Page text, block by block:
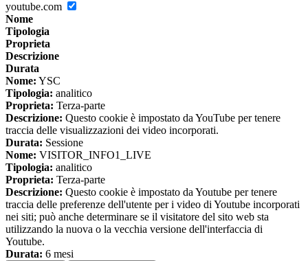
youtube.com
Nome
Tipologia
Proprieta
Descrizione
Durata
Nome: YSC
Tipologia: analitico
Proprieta: Terza-parte
Descrizione: Questo cookie è impostato da YouTube per tenere
traccia delle visualizzazioni dei video incorporati.
Durata: Sessione
Nome: VISITOR_INFO1_LIVE
Tipologia: analitico
Proprieta: Terza-parte
Descrizione: Questo cookie è impostato da Youtube per tenere
traccia delle preferenze dell'utente per i video di Youtube incorporati
nei siti; può anche determinare se il visitatore del sito web sta
utilizzando la nuova o la vecchia versione dell'interfaccia di
Youtube.
Durata: 6 mesi